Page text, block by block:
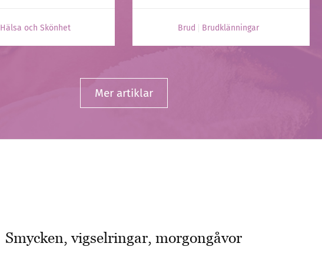
Hälsa och Skönhet Brud Brudklänningar
Mer artiklar
Smycken, vigselringar, morgongåvor